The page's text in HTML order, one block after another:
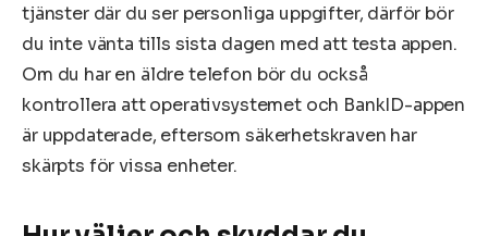
tjänster där du ser personliga uppgifter, därför bör
du inte vänta tills sista dagen med att testa appen.
Om du har en äldre telefon bör du också
kontrollera att operativsystemet och BankID-appen
är uppdaterade, eftersom säkerhetskraven har
skärpts för vissa enheter.